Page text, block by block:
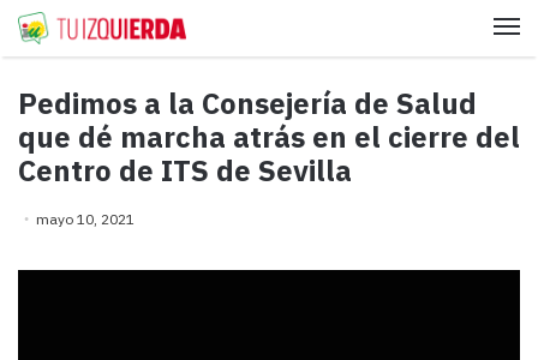
Pedimos a la Consejería de Salud
que dé marcha atrás en el cierre del
Centro de ITS de Sevilla
mayo 10, 2021